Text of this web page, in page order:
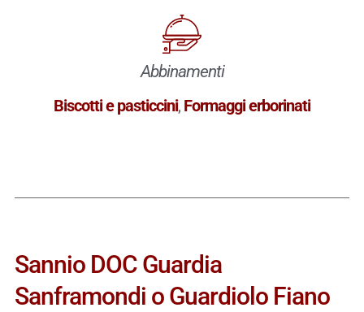
Abbinamenti
Biscotti e pasticcini, Formaggi erborinati
Sannio DOC Guardia
Sanframondi o Guardiolo Fiano